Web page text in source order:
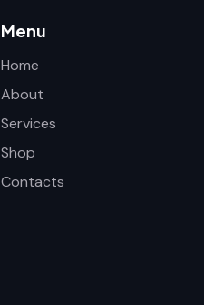
Menu
Home
About
Services
Shop
Contacts